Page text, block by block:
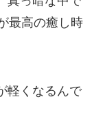
最高の癒し時
軽くなるんで